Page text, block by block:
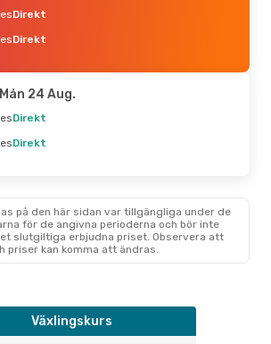
Direkt
Direkt
24 Aug.
Direkt
Direkt
på den här sidan var tillgängliga under de
för de angivna perioderna och bör inte
slutgiltiga erbjudna priset. Observera att
priser kan komma att ändras.
Växlingskurs